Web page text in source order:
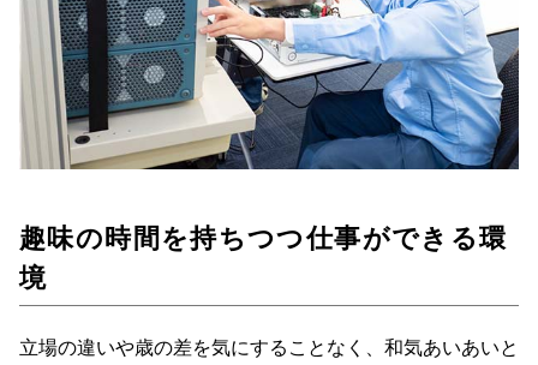
趣味の時間を持ちつつ仕事ができる環
境
立場の違いや歳の差を気にすることなく、和気あいあいと